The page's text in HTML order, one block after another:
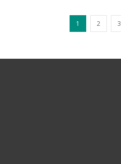
1 2 3